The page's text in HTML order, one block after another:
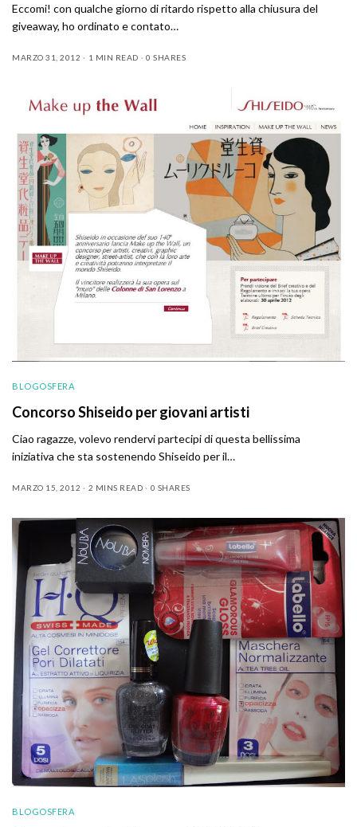
Eccomi! con qualche giorno di ritardo rispetto alla chiusura del
giveaway, ho ordinato e contato…
MARZO 31, 2012 1 MIN READ 0 SHARES
BLOGOSFERA
Concorso Shiseido per giovani artisti
Ciao ragazze, volevo rendervi partecipi di questa bellissima
iniziativa che sta sostenendo Shiseido per il…
MARZO 15, 2012 2 MINS READ 0 SHARES
BLOGOSFERA